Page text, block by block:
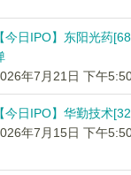
【今日IPO】东阳光药
年7月21日 下午
【今日IPO】华勤技术
年7月15日 下午